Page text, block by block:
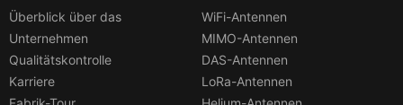
Überblick über das
Unternehmen
Qualitätskontrolle
Karriere
WiFi-Antennen
MIMO-Antennen
DAS-Antennen
LoRa-Antennen